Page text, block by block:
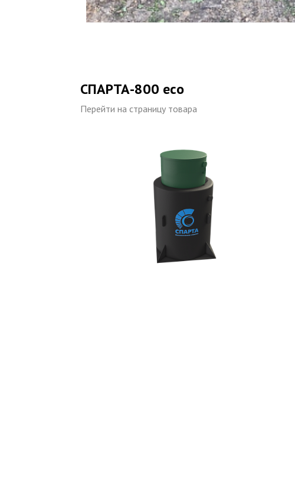
СПАРТА-800 eco
Перейти на страницу товара